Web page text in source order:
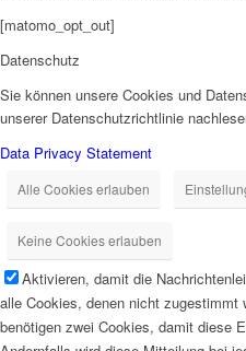
[matomo_opt_out]
Datenschutz
Sie können unsere Cookies und
unserer Datenschutzrichtlinie
Data Privacy Statement
Alle Cookies erlauben
Keine Cookies erlauben
Aktivieren, damit die
alle Cookies, denen nicht zugestimmt
benötigen zwei Cookies, damit diese